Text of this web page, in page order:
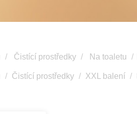
Čistící prostředky Na toaletu
Čistící prostředky XXL balení